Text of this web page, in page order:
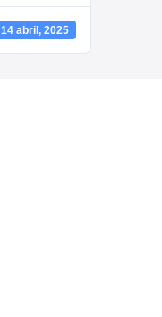
14 abril, 2025